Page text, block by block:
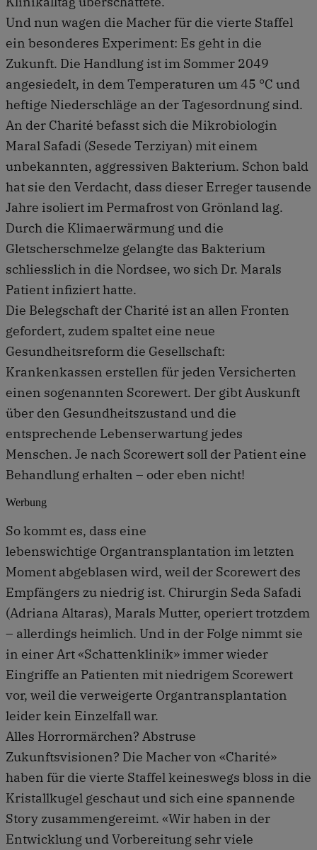
Und nun wagen die Macher für die vierte Staffel
ein besonderes Experiment: Es geht in die
Zukunft. Die Handlung ist im Sommer 2049
angesiedelt, in dem Temperaturen um 45 °C und
heftige Niederschläge an der Tagesordnung sind.
An der Charité befasst sich die Mikrobiologin
Maral Safadi (Sesede Terziyan) mit einem
unbekannten, aggressiven Bakterium. Schon bald
hat sie den Verdacht, dass dieser Erreger tausende
Jahre isoliert im Permafrost von Grönland lag.
Durch die Klimaerwärmung und die
Gletscherschmelze gelangte das Bakterium
schliesslich in die Nordsee, wo sich Dr. Marals
Patient infiziert hatte.
Die Belegschaft der Charité ist an allen Fronten
gefordert, zudem spaltet eine neue
Gesundheitsreform die Gesellschaft:
Krankenkassen erstellen für jeden Versicherten
einen sogenannten Scorewert. Der gibt Auskunft
über den Gesundheitszustand und die
entsprechende Lebenserwartung jedes
Menschen. Je nach Scorewert soll der Patient eine
Behandlung erhalten – oder eben nicht!
Werbung
So kommt es, dass eine
lebenswichtige Organtransplantation im letzten
Moment abgeblasen wird, weil der Scorewert des
Empfängers zu niedrig ist. Chirurgin Seda Safadi
(Adriana Altaras), Marals Mutter, operiert trotzdem
– allerdings heimlich. Und in der Folge nimmt sie
in einer Art «Schattenklinik» immer wieder
Eingriffe an Patienten mit niedrigem Scorewert
vor, weil die verweigerte Organtransplantation
leider kein Einzelfall war.
Alles Horrormärchen? Abstruse
Zukunftsvisionen? Die Macher von «Charité»
haben für die vierte Staffel keineswegs bloss in die
Kristallkugel geschaut und sich eine spannende
Story zusammengereimt. «Wir haben in der
Entwicklung und Vorbereitung sehr viele